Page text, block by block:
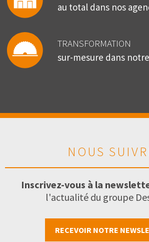
au total dans nos
TRANSFORMATION
sur-mesure dans
NOUS
Inscrivez-vous à la
l'actualité du groupe
RECEVOIR NOTRE